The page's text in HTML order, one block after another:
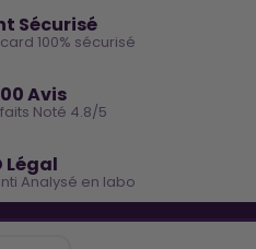
Sécurisé
100% sécurisé
Avis
Noté 4.8/5
Légal
Analysé en labo